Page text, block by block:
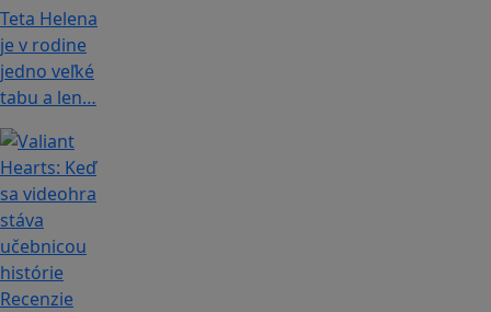
Teta Helena
je v rodine
jedno veľké
tabu a len…
Recenzie